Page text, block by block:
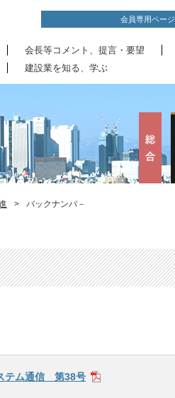
会員専用ページ
会長等コメント、提言・要望
建設業を知る、学ぶ
> バックナンバ－
テム通信 第38号